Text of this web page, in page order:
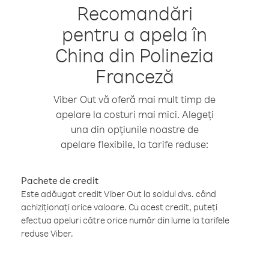
Recomandări
pentru a apela în
China din Polinezia
Franceză
Viber Out vă oferă mai mult timp de
apelare la costuri mai mici. Alegeți
una din opțiunile noastre de
apelare flexibile, la tarife reduse:
Pachete de credit
Este adăugat credit Viber Out la soldul dvs. când
achiziționați orice valoare. Cu acest credit, puteți
efectua apeluri către orice număr din lume la tarifele
reduse Viber.